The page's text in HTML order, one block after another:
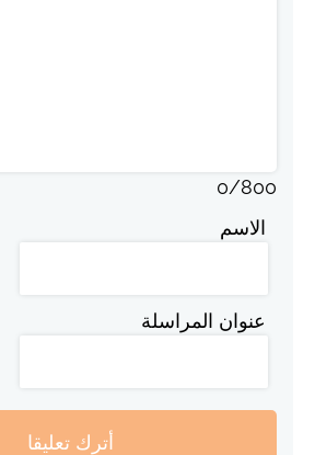
0/800
الاسم
عنوان المراسلة
أترك تعليقا